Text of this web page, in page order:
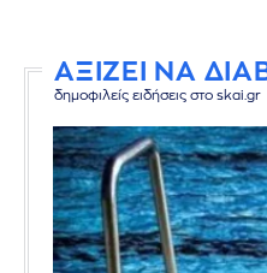
ΑΞΙΖΕΙ ΝΑ
δημοφιλείς ειδήσεις στο skai.gr